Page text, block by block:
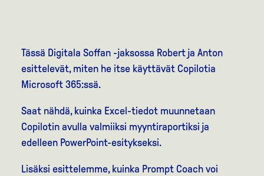
Tässä Digitala Soffan -jaksossa Robert ja Anton
esittelevät, miten he itse käyttävät Copilotia
Microsoft 365:ssä.
Saat nähdä, kuinka Excel-tiedot muunnetaan
Copilotin avulla valmiiksi myyntiraportiksi ja
edelleen PowerPoint-esitykseksi.
Lisäksi esittelemme, kuinka Prompt Coach voi